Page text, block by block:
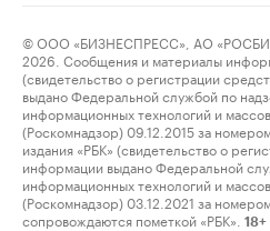
© ООО «БИЗНЕСПРЕСС», АО
2026. Сообщения и материалы
(свидетельство о регистрации
выдано Федеральной службой по
информационных технологий и
(Роскомнадзор) 09.12.2015 за
издания «РБК» (свидетельство о
информации выдано Федеральной
информационных технологий и
(Роскомнадзор) 03.12.2021 за
сопровождаются пометкой «РБК».
18+